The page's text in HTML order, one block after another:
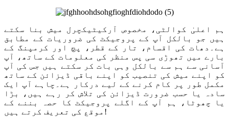
ہم اعلیٰ کوالٹی، مخصوص آرکیٹیکچرل میش بنا سکتے
ہیں جو بالکل آپ کے پروجیکٹ کی ضروریات کے مطابق
ہے۔دھات کی اقسام، تار کے قطر، پچ اور کرمپنگ کے
بارے میں تھوڑی سی پس منظر کی معلومات کے ساتھ، آپ
آسانی سے ہم سے بالکل وہی بات کر سکتے ہیں جس کی آپ
کو اپنے میش کی تنصیب کو اپنے باقی ڈیزائن کے ساتھ
مکمل طور پر کام کرنے کے لیے درکار ہے۔چاہے آپ ایک
سادہ یا حسب ضرورت ڈیزائن کی تلاش کر رہے ہیں، بڑا
یا چھوٹا، ہم آپ کے اگلے پروجیکٹ کا حصہ بننے کے
موقع کی تعریف کرتے ہیں!